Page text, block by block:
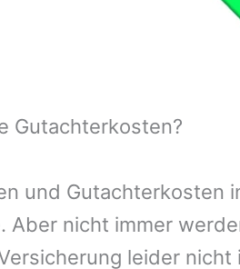
Gutachterkosten?
und Gutachterkosten
nicht immer
leider nicht